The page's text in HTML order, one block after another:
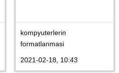
kompyuterlerin
formatlanmasi
2021-02-18, 10:43